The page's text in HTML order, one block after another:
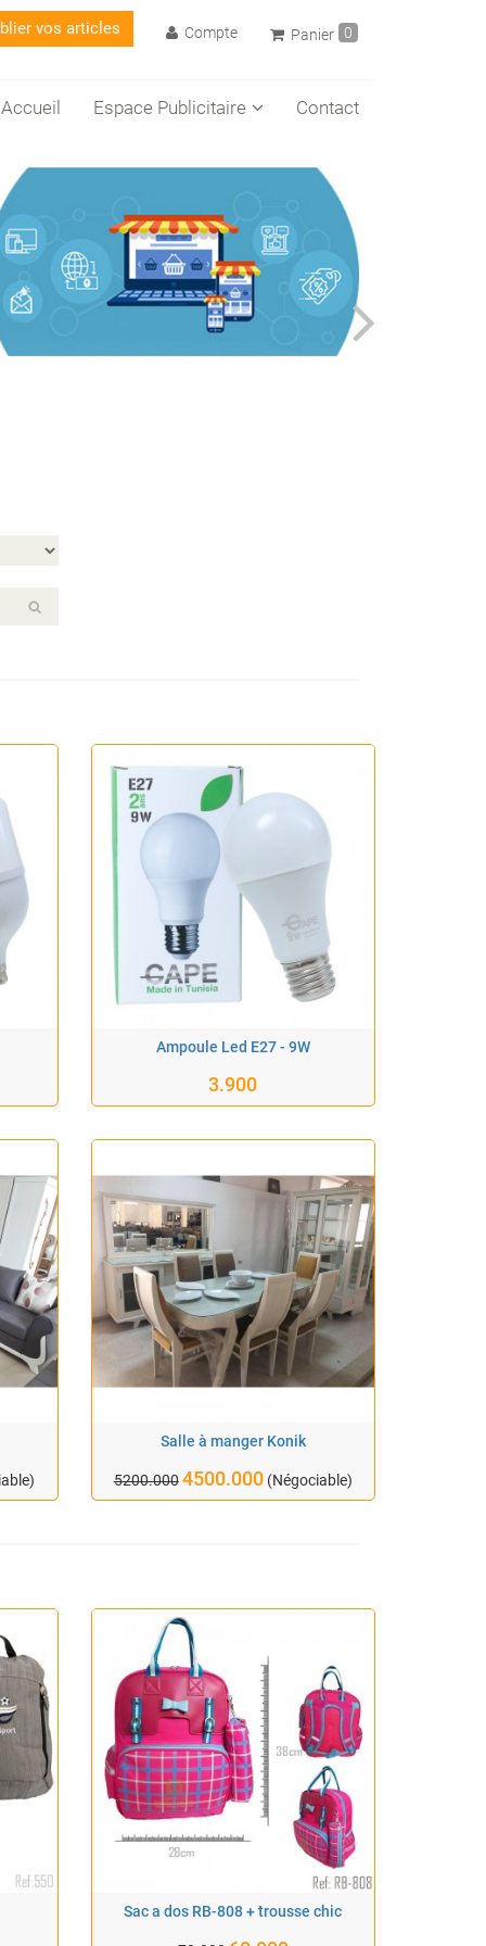
vos articles Compte Panier 0
Accueil Espace Publicitaire Contact
Ampoule Led E27 - 9W
3.900
Salle à manger Konik
5200.000 4500.000(Négociable)
Sac a dos RB-808 + trousse chic